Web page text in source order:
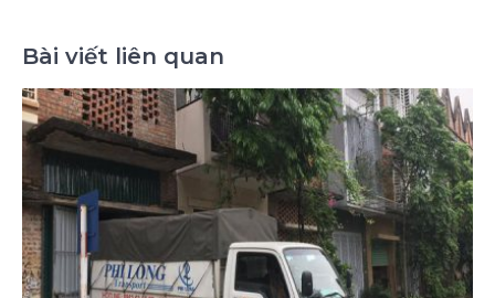
Bài viết liên quan